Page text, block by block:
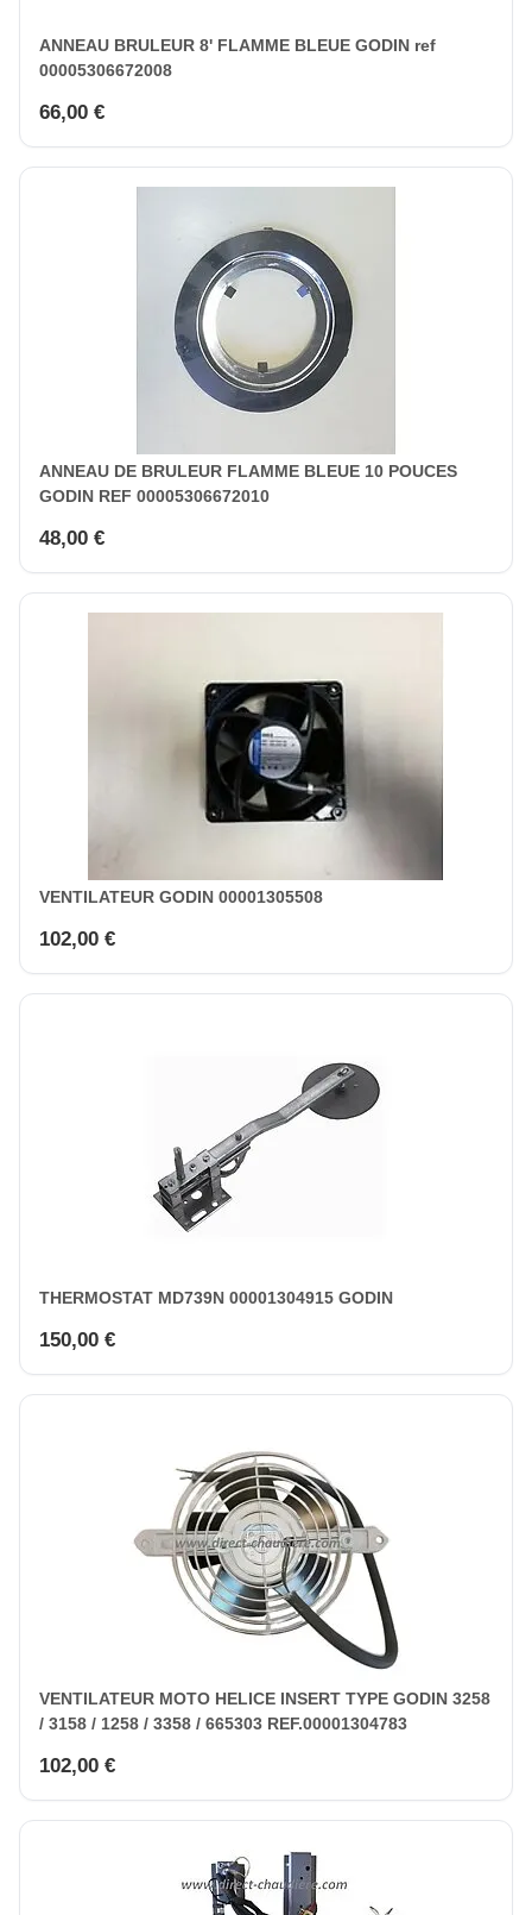
ANNEAU BRULEUR 8' FLAMME BLEUE GODIN ref
00005306672008
66,00 €
ANNEAU DE BRULEUR FLAMME BLEUE 10 POUCES
GODIN REF 00005306672010
48,00 €
VENTILATEUR GODIN 00001305508
102,00 €
THERMOSTAT MD739N 00001304915 GODIN
150,00 €
VENTILATEUR MOTO HELICE INSERT TYPE GODIN 3258
/ 3158 / 1258 / 3358 / 665303 REF.00001304783
102,00 €